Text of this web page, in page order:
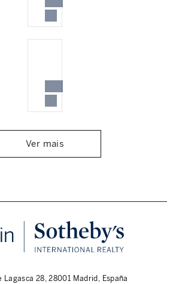
Ver mais
Lagasca 28, 28001 Madrid, España